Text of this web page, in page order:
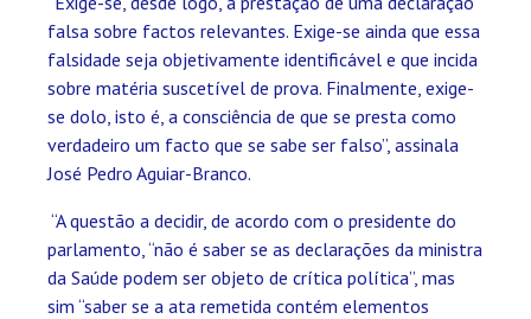
falsa sobre factos relevantes. Exige-se ainda que essa
falsidade seja objetivamente identificável e que incida
sobre matéria suscetível de prova. Finalmente, exige-
se dolo, isto é, a consciência de que se presta como
verdadeiro um facto que se sabe ser falso”, assinala
José Pedro Aguiar-Branco.
“A questão a decidir, de acordo com o presidente do
parlamento, “não é saber se as declarações da ministra
da Saúde podem ser objeto de crítica política”, mas
sim “saber se a ata remetida contém elementos